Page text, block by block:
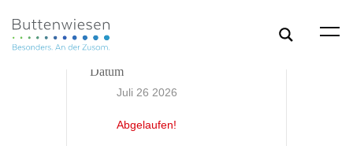
Datum
Juli 26 2026
Abgelaufen!